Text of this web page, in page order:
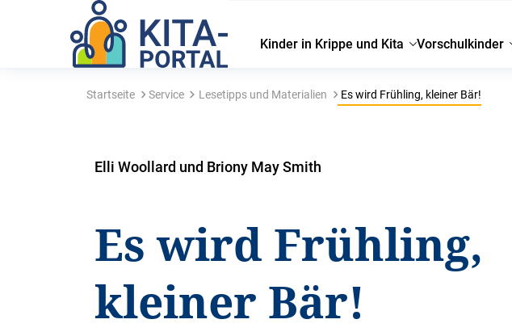
Kinder in Krippe und Kita Vorschulkinder
Startseite Service Lesetipps und Materialien Es wird Frühling, kleiner Bär!
Elli Woollard und Briony May Smith
Es wird Frühling,
kleiner Bär!